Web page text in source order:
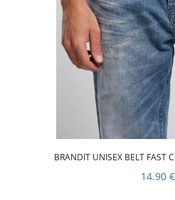
BRANDIT UNISEX BELT FAST
14.90 €